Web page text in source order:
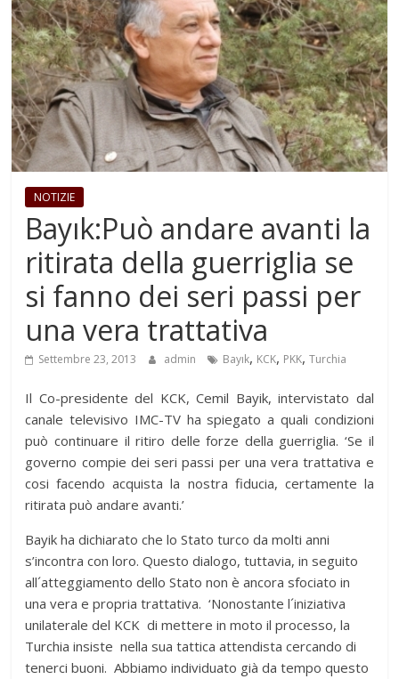
NOTIZIE
Bayık:Può andare avanti la
ritirata della guerriglia se
si fanno dei seri passi per
una vera trattativa
Settembre 23, 2013 admin Bayık, KCK, PKK,Turchia
Il Co-presidente del KCK, Cemil Bayik, intervistato dal
canale televisivo IMC-TV ha spiegato a quali condizioni
può continuare il ritiro delle forze della guerriglia. ‘Se il
governo compie dei seri passi per una vera trattativa e
cosi facendo acquista la nostra fiducia, certamente la
ritirata può andare avanti.’
Bayik ha dichiarato che lo Stato turco da molti anni
s’incontra con loro. Questo dialogo, tuttavia, in seguito
all´atteggiamento dello Stato non è ancora sfociato in
una vera e propria trattativa. ‘Nonostante l´iniziativa
unilaterale del KCK di mettere in moto il processo, la
Turchia insiste nella sua tattica attendista cercando di
tenerci buoni. Abbiamo individuato già da tempo questo